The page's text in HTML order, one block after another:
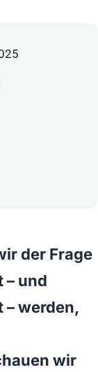
der Frage
– und
– werden,
wir